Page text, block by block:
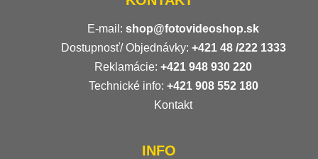
E-mail: shop@fotovideoshop.sk
Dostupnosť/ Objednávky: +421 48 /222 1333
Reklamácie: +421 948 930 220
Technické info: +421 908 552 180
Kontakt
INFO